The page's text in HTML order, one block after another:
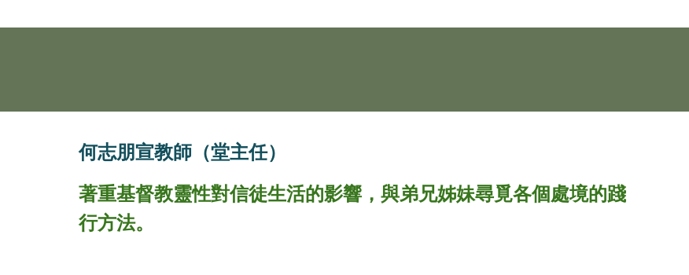
何志朋宣教師（堂主任）
著重基督教靈性對信徒生活的影響，與弟兄姊妹尋覓各個處境的踐
行方法。